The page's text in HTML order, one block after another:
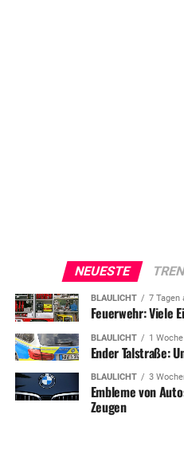
NEUESTE
BLAULICHT 7 Tagen
Feuerwehr: Viele
BLAULICHT 1
Ender Talstraße:
BLAULICHT 3
Embleme von
Zeugen